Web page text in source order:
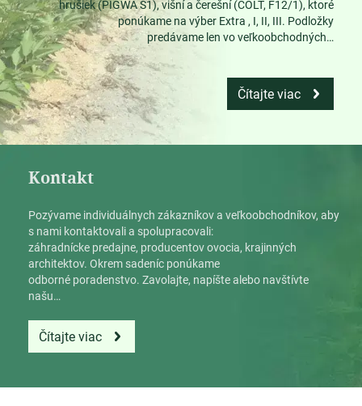
hrušiek (PIGWA S1), višní a čerešní (COLT, F12/1), ktoré
ponúkame na výber Extra , I, II, III. Podložky
predávame len vo veľkoobchodných…
Čítajte viac
Kontakt
Pozývame individuálnych zákazníkov a veľkoobchodníkov, aby
s nami kontaktovali a spolupracovali:
záhradnícke predajne, producentov ovocia, krajinných
architektov. Okrem sadeníc ponúkame
odborné poradenstvo. Zavolajte, napíšte alebo navštívte
našu…
Čítajte viac